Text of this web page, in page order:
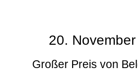
20.
Großer Preis von